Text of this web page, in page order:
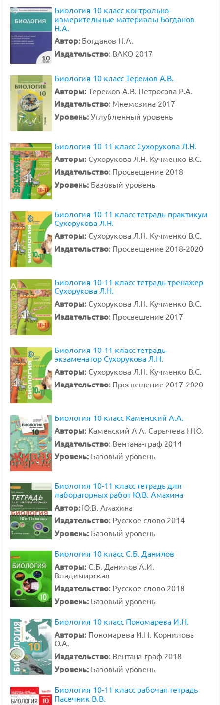
Биология 10 класс контрольно-
измерительные материалы Богданов
Н.А.
Автор: Богданов Н.А.
Издательство: ВАКО 2017
Биология 10 класс Теремов А.В.
Авторы: Теремов А.В. Петросова Р.А.
Издательство: Мнемозина 2017
Уровень: Углубленный уровень
Биология 10-11 класс Сухорукова Л.Н.
Авторы: Сухорукова Л.Н. Кучменко В.С.
Издательство: Просвещение 2018
Уровень: Базовый уровень
Биология 10-11 класс тетрадь-практикум
Сухорукова Л.Н.
Авторы: Сухорукова Л.Н. Кучменко В.С.
Издательство: Просвещение 2018-2020
Биология 10-11 класс тетрадь-тренажер
Сухорукова Л.Н.
Авторы: Сухорукова Л.Н. Кучменко В.С.
Издательство: Просвещение 2017
Биология 10-11 класс тетрадь-
экзаменатор Сухорукова Л.Н.
Авторы: Сухорукова Л.Н. Кучменко В.С.
Издательство: Просвещение 2017-2020
Биология 10 класс Каменский А.А.
Авторы: Каменский А.А. Сарычева Н.Ю.
Издательство: Вентана-граф 2014
Уровень: Базовый уровень
Биология 10-11 класс тетрадь для
лабораторных работ Ю.В. Амахина
Автор: Ю.В. Амахина
Издательство: Русское слово 2014
Уровень: Базовый уровень
Биология 10 класс С.Б. Данилов
Авторы: С.Б. Данилов А.И.
Владимирская
Издательство: Русское слово 2018
Уровень: Базовый уровень
Биология 10 класс Пономарева И.Н.
Авторы: Пономарева И.Н. Корнилова
О.А.
Издательство: Вентана-граф 2018
Уровень: Базовый уровень
Биология 10-11 класс рабочая тетрадь
Пасечник В.В.